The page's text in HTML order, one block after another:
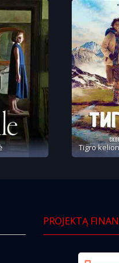
Tigro
PROJEKTĄ